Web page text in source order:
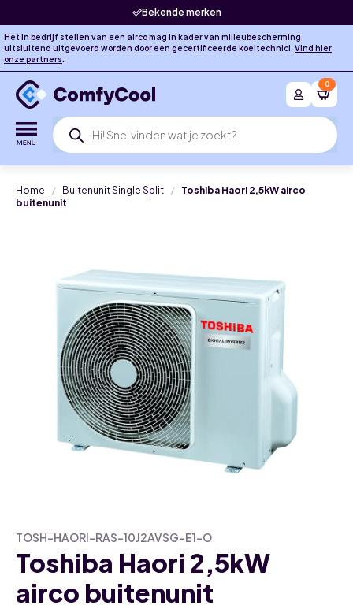
Bekende merken
Het in bedrijf stellen van een airco mag in kader van milieubescherming
uitsluitend uitgevoerd worden door een gecertificeerde koeltechnici. Vind hier
onze partners.
Producten
zoeken
0
Home Buitenunit Single Split
Toshiba Haori 2,5kW airco
buitenunit
TOSH-HAORI-RAS-10J2AVSG-E1-O
Toshiba Haori 2,5kW
airco buitenunit